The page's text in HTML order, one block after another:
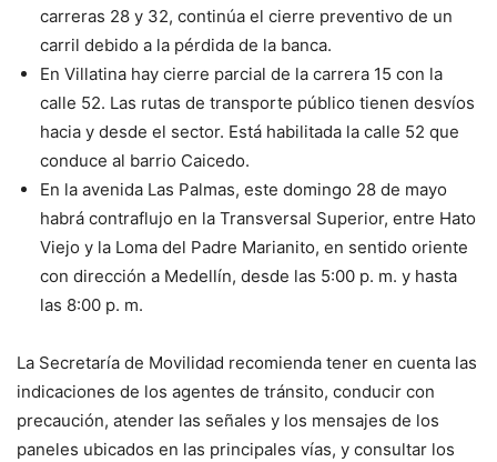
carreras 28 y 32, continúa el cierre preventivo de un
carril debido a la pérdida de la banca.
En Villatina hay cierre parcial de la carrera 15 con la
calle 52. Las rutas de transporte público tienen desvíos
hacia y desde el sector. Está habilitada la calle 52 que
conduce al barrio Caicedo.
En la avenida Las Palmas, este domingo 28 de mayo
habrá contraflujo en la Transversal Superior, entre Hato
Viejo y la Loma del Padre Marianito, en sentido oriente
con dirección a Medellín, desde las 5:00 p. m. y hasta
las 8:00 p. m.
La Secretaría de Movilidad recomienda tener en cuenta las
indicaciones de los agentes de tránsito, conducir con
precaución, atender las señales y los mensajes de los
paneles ubicados en las principales vías, y consultar los